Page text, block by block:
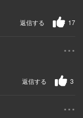
17
返信する
...
3
返信する
...